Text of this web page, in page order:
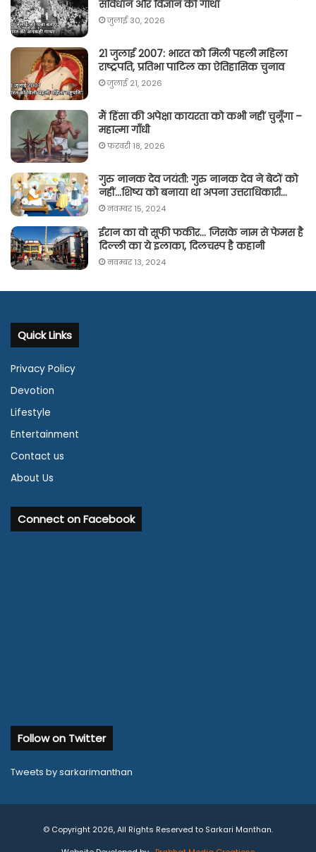
संविधान और विज्ञान की गाथा
जुलाई 30, 2026
21 जुलाई 2007: भारत को मिली पहली महिला
राष्ट्रपति, प्रतिभा पाटिल का ऐतिहासिक चुनाव
जुलाई 21, 2026
मैं हिंसा की अपेक्षा कायरता को कभी नहीं चुनूँगा –
महात्मा गाँधी
फ़रवरी 18, 2026
गुरु नानक देव जयंती: गुरु नानक देव ने बेटों को
नहीं…शिष्य को बनाया था अपना उत्तराधिकारी…
नवम्बर 15, 2024
ईरान का वो सूफी फकीर… जिसके नाम से फेमस है
दिल्ली का ये इलाका, दिलचस्प है कहानी
नवम्बर 13, 2024
Quick Links
Privacy Policy
Devotion
Lifestyle
Entertainment
Contact us
About Us
Connect on Facebook
Follow on Twitter
Tweets by sarkarimanthan
© Copyright 2026, All Rights Reserved to Sarkari Manthan.